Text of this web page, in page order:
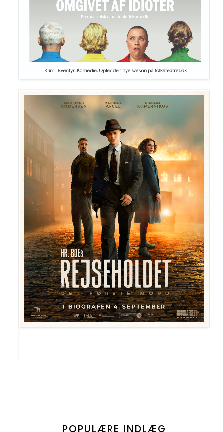
POPULÆRE INDLÆG